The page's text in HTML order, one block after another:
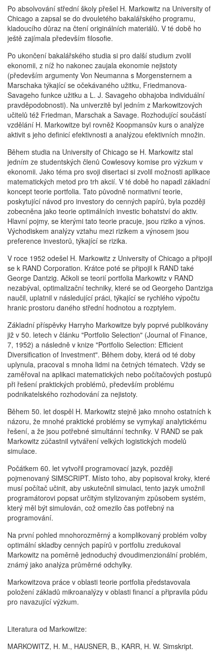
Po absolvování střední školy přešel H. Markowitz na University of
Chicago a zapsal se do dvouletého bakalářského programu,
kladoucího důraz na čtení originálních materiálů. V té době ho
ještě zajímala především filosofie.
Po ukončení bakalářského studia si pro další studium zvolil
ekonomii, z níž ho nakonec zaujala ekonomie nejistoty
(především argumenty Von Neumanna s Morgensternem a
Marschaka týkající se očekávaného užitku, Friedmanova-
Savageho funkce užitku a L. J. Savageho obhajoba individuální
pravděpodobnosti). Na univerzitě byl jedním z Markowitzových
učitelů též Friedman, Marschak a Savage. Rozhodující součástí
vzdělání H. Markowitze byl rovněž Koopmansův kurs o analýze
aktivit s jeho definicí efektivnosti a analýzou efektivních množin.
Během studia na University of Chicago se H. Markowitz stal
jedním ze studentských členů Cowlesovy komise pro výzkum v
ekonomii. Jako téma pro svoji disertaci si zvolil možnosti aplikace
matematických metod pro trh akcií. V té době ho napadl základní
koncept teorie portfolia. Tato původně normativní teorie,
poskytující návod pro investory do cenných papírů, byla později
zobecněna jako teorie optimálních investic bohatství do aktiv.
Hlavní pojmy, se kterými tato teorie pracuje, jsou riziko a výnos.
Východiskem analýzy vztahu mezi rizikem a výnosem jsou
preference investorů, týkající se rizika.
V roce 1952 odešel H. Markowitz z University of Chicago a připojil
se k RAND Corporation. Krátce poté se připojil k RAND také
George Dantzig. Ačkoli se teorií portfolia Markowitz v RAND
nezabýval, optimalizační techniky, které se od Georgeho Dantziga
naučil, uplatnil v následující práci, týkající se rychlého výpočtu
hranic prostoru daného střední hodnotou a rozptylem.
Základní příspěvky Harryho Markowitze byly poprvé publikovány
již v 50. letech v článku "Portfolio Selection" (Journal of Finance,
7, 1952) a následně v knize "Portfolio Selection: Efficient
Diversification of Investment". Během doby, která od té doby
uplynula, pracoval s mnoha lidmi na četných tématech. Vždy se
zaměřoval na aplikaci matematických nebo počítačových postupů
při řešení praktických problémů, především problému
podnikatelského rozhodování za nejistoty.
Během 50. let dospěl H. Markowitz stejně jako mnoho ostatních k
názoru, že mnohé praktické problémy se vymykají analytickému
řešení, a že jsou potřebné simultánní techniky. V RAND se pak
Markowitz zúčastnil vytváření velkých logistických modelů
simulace.
Počátkem 60. let vytvořil programovací jazyk, později
pojmenovaný SIMSCRIPT. Místo toho, aby popisoval kroky, které
musí počítač učinit, aby uskutečnil simulaci, tento jazyk umožnil
programátorovi popsat určitým stylizovaným způsobem systém,
který měl být simulován, což omezilo čas potřebný na
programování.
Na první pohled mnohorozměrný a komplikovaný problém volby
optimální skladby cenných papírů v portfoliu zredukoval
Markowitz na poměrně jednoduchý dvoudimenzionální problém,
známý jako analýza průměrné odchylky.
Markowitzova práce v oblasti teorie portfolia představovala
položení základů mikroanalýzy v oblasti financí a připravila půdu
pro navazující výzkum.
Literatura od Markowitze:
MARKOWITZ, H. M., HAUSNER, B., KARR, H. W. Simskript.